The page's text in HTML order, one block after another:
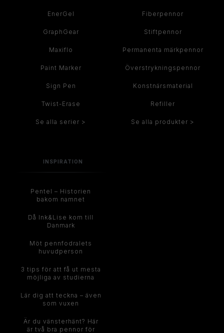
EnerGel
GraphGear
Maxiflo
Paint Marker
Sign Pen
Twist-Erase
Se alla serier >
Fiberpennor
Stiftpennor
Permanenta märkpennor
Överstrykningspennor
Konstnärsmaterial
Refiller
Se alla produkter >
INSPIRATION
Pentel – Historien
bakom namnet
Då Ink&Lise kom till
Danmark
Möt pennfodralets
huvudperson
3 tips för att få ut mesta
möjliga av studierna
Lär dig att teckna – även
som vuxen
Är du vänsterhänt? Här
är två bra pennor för